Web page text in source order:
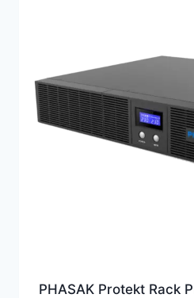
PHASAK Protekt Rack